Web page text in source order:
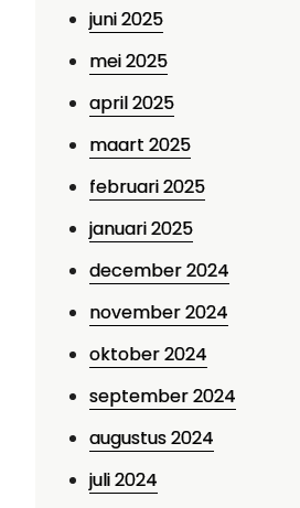
juni 2025
mei 2025
april 2025
maart 2025
februari 2025
januari 2025
december 2024
november 2024
oktober 2024
september 2024
augustus 2024
juli 2024